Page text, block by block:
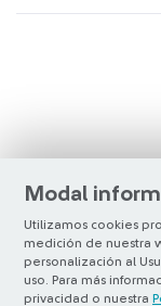
Modal
Utilizamos cookies
medición de nuestra
personalización al
uso. Para más
privacidad o nuestra
©